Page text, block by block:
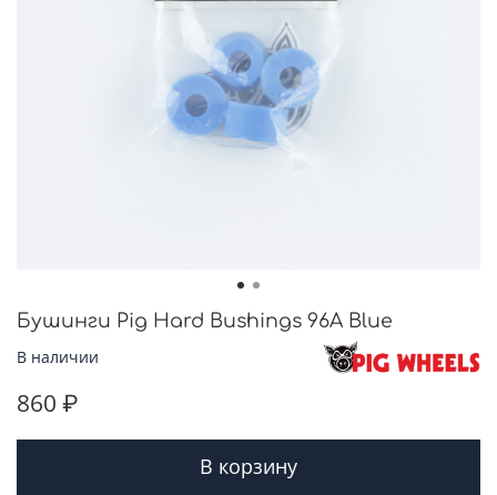
Бушинги Pig Hard Bushings 96A Blue
В наличии
860 ₽
В корзину